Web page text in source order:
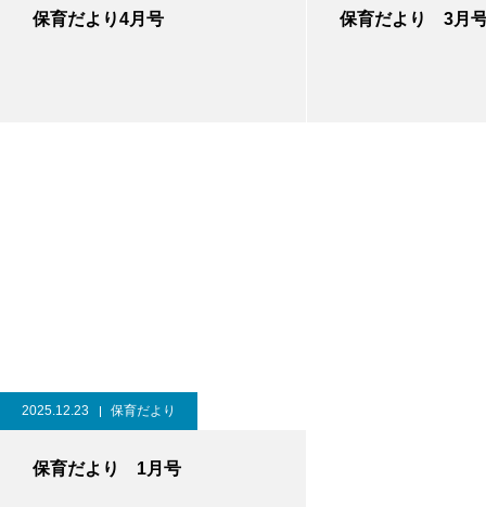
保育だより4月号 保育だより 3月
2025.12.23 保育だより
保育だより 1月号